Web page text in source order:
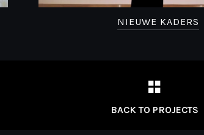
NIEUWE KADERS
BACK TO PROJECTS